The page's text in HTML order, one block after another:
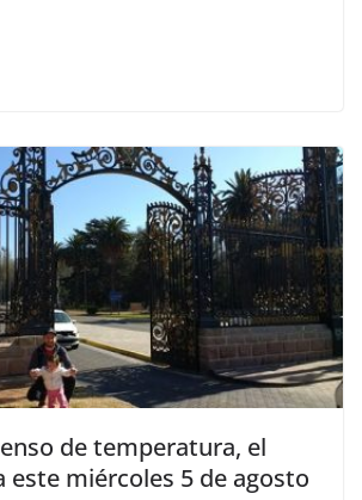
de temperatura, el
este miércoles 5 de agosto